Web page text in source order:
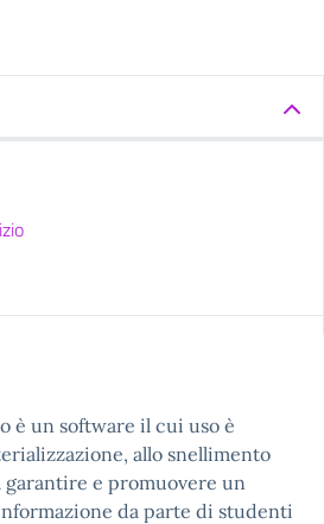
è un software il cui uso è
allo snellimento
e promuovere un
da parte di studenti